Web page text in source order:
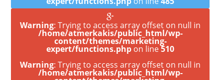
Warning: Trying to access array offset on null in
/home/atmerkakis/public_html/wp-
content/themes/marketing-
expert/functions.php on line510
Warning: Trying to access array offset on null in
/home/atmerkakis/public_html/wp-